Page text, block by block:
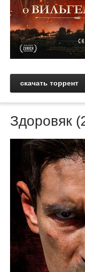
скачать торрент
Здоровяк